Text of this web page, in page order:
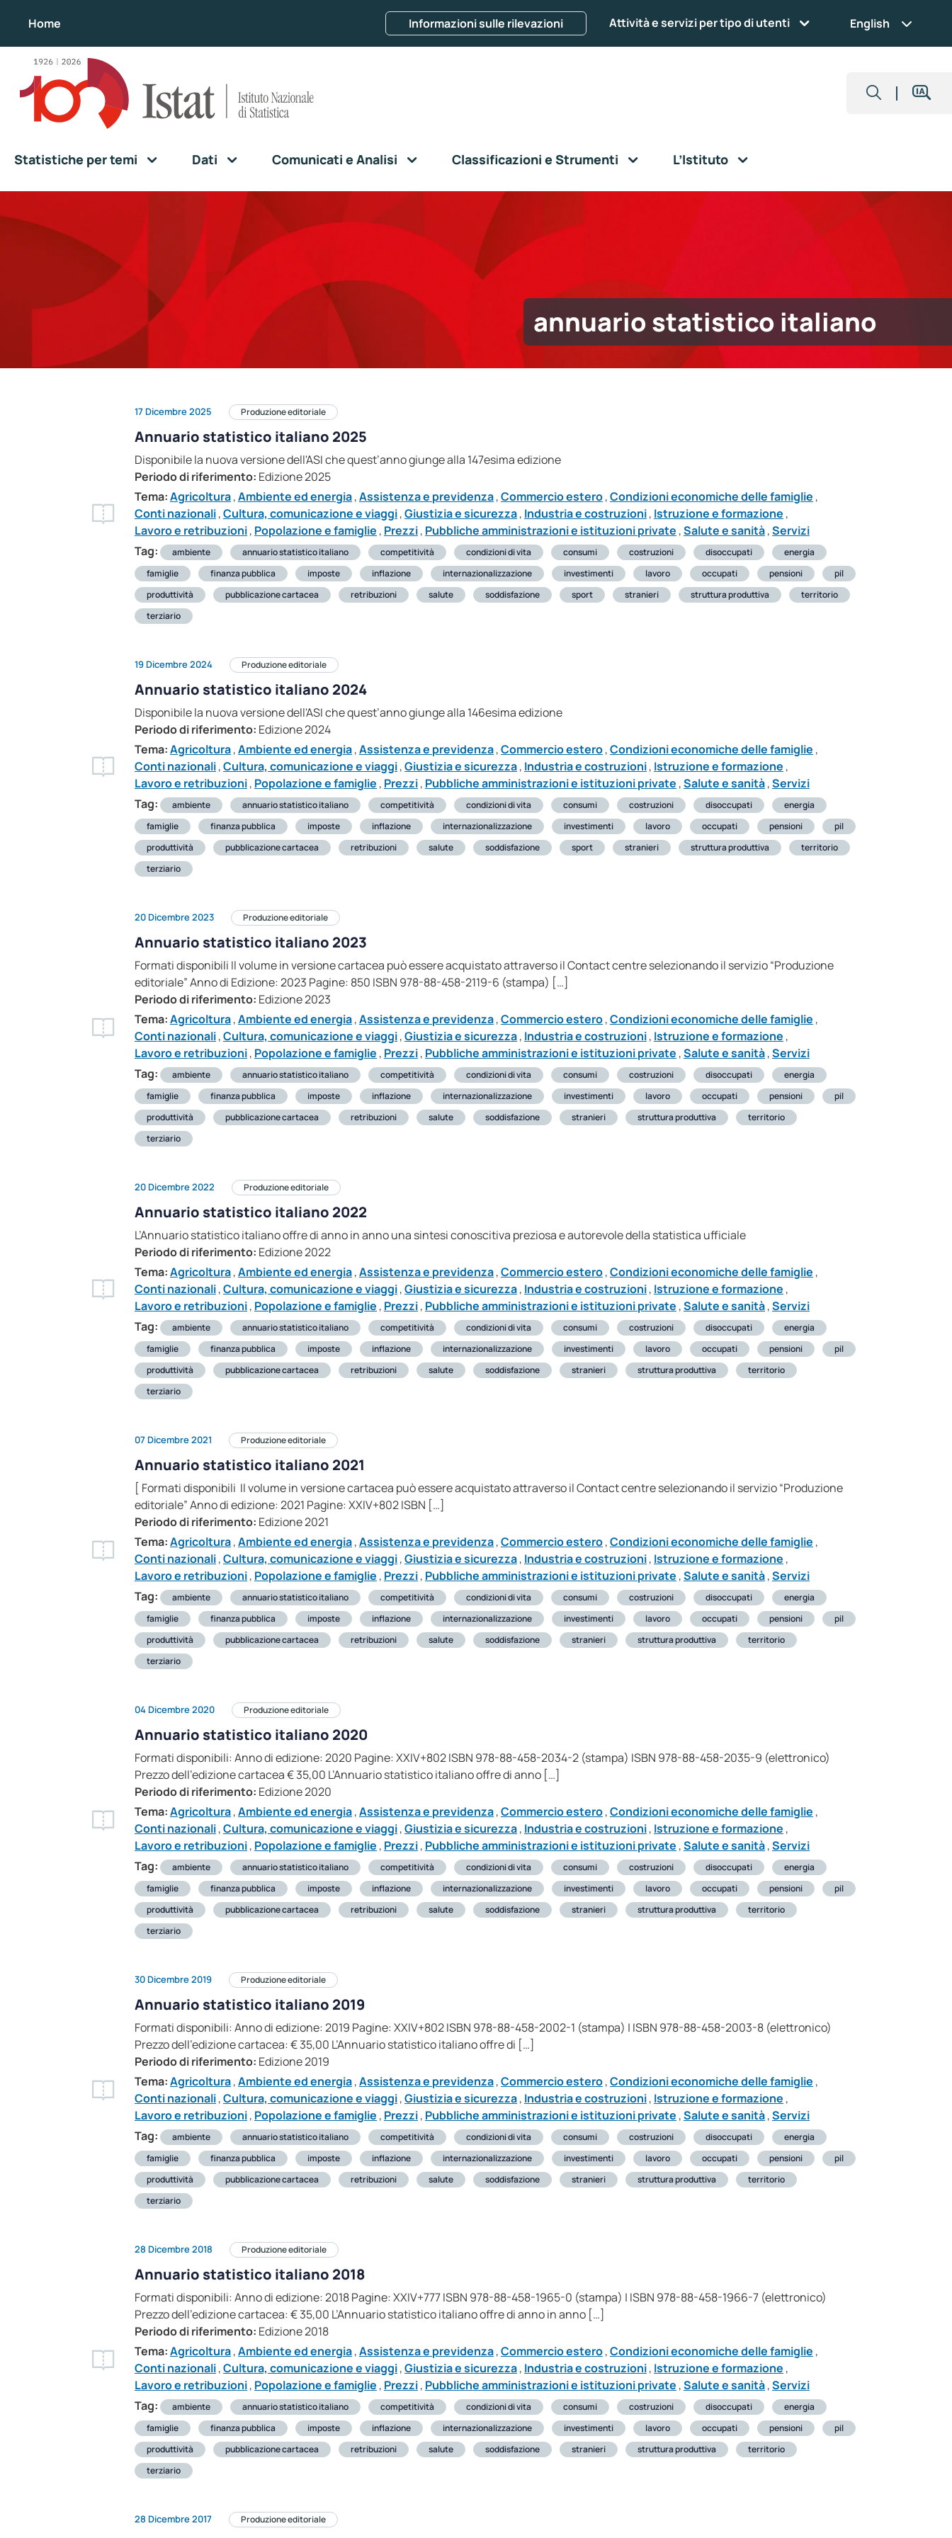
Home Informazioni sulle rilevazioni Attività e servizi per tipo di utenti English
Statistiche per temi Dati Comunicati e Analisi Classificazioni e Strumenti L’Istituto
annuario statistico italiano
17 Dicembre 2025 Produzione editoriale
Annuario statistico italiano 2025
Disponibile la nuova versione dell'ASI che quest’anno giunge alla 147esima edizione
Periodo di riferimento: Edizione 2025
Tema:Agricoltura,Ambiente ed energia,Assistenza e previdenza,Commercio estero,Condizioni economiche delle famiglie ,
Conti nazionali,Cultura, comunicazione e viaggi,Giustizia e sicurezza, Industria e costruzioni, Istruzione e formazione ,
Lavoro e retribuzioni, Popolazione e famiglie , Prezzi, Pubbliche amministrazioni e istituzioni private ,Salute e sanità,Servizi
Tag:
ambiente annuario statistico italiano competitività condizioni di vita consumi costruzioni disoccupati
energia
famiglie
finanza pubblica imposte inflazione internazionalizzazione investimenti lavoro occupati pensioni
pil
produttività
pubblicazione cartacea retribuzioni salute soddisfazione sport stranieri struttura produttiva
territorio
terziario
19 Dicembre 2024 Produzione editoriale
Annuario statistico italiano 2024
Disponibile la nuova versione dell'ASI che quest’anno giunge alla 146esima edizione
Periodo di riferimento: Edizione 2024
Tema:Agricoltura,Ambiente ed energia,Assistenza e previdenza,Commercio estero,Condizioni economiche delle famiglie ,
Conti nazionali,Cultura, comunicazione e viaggi,Giustizia e sicurezza, Industria e costruzioni, Istruzione e formazione ,
Lavoro e retribuzioni, Popolazione e famiglie , Prezzi, Pubbliche amministrazioni e istituzioni private ,Salute e sanità,Servizi
Tag:
ambiente annuario statistico italiano competitività condizioni di vita consumi costruzioni disoccupati
energia
famiglie
finanza pubblica imposte inflazione internazionalizzazione investimenti lavoro occupati pensioni
pil
produttività
pubblicazione cartacea retribuzioni salute soddisfazione sport stranieri struttura produttiva
territorio
terziario
20 Dicembre 2023 Produzione editoriale
Annuario statistico italiano 2023
Formati disponibili Il volume in versione cartacea può essere acquistato attraverso il Contact centre selezionando il servizio “Produzione
editoriale” Anno di Edizione: 2023 Pagine: 850 ISBN 978-88-458-2119-6 (stampa) […]
Periodo di riferimento: Edizione 2023
Tema:Agricoltura,Ambiente ed energia,Assistenza e previdenza,Commercio estero,Condizioni economiche delle famiglie ,
Conti nazionali,Cultura, comunicazione e viaggi,Giustizia e sicurezza, Industria e costruzioni, Istruzione e formazione ,
Lavoro e retribuzioni, Popolazione e famiglie , Prezzi, Pubbliche amministrazioni e istituzioni private ,Salute e sanità,Servizi
Tag:
ambiente annuario statistico italiano competitività condizioni di vita consumi costruzioni disoccupati
energia
famiglie
finanza pubblica imposte inflazione internazionalizzazione investimenti lavoro occupati pensioni
pil
produttività
pubblicazione cartacea retribuzioni salute soddisfazione stranieri struttura produttiva
territorio
terziario
20 Dicembre 2022 Produzione editoriale
Annuario statistico italiano 2022
L’Annuario statistico italiano offre di anno in anno una sintesi conoscitiva preziosa e autorevole della statistica ufficiale
Periodo di riferimento: Edizione 2022
Tema:Agricoltura,Ambiente ed energia,Assistenza e previdenza,Commercio estero,Condizioni economiche delle famiglie ,
Conti nazionali,Cultura, comunicazione e viaggi,Giustizia e sicurezza, Industria e costruzioni, Istruzione e formazione ,
Lavoro e retribuzioni, Popolazione e famiglie , Prezzi, Pubbliche amministrazioni e istituzioni private ,Salute e sanità,Servizi
Tag:
ambiente annuario statistico italiano competitività condizioni di vita consumi costruzioni disoccupati
energia
famiglie
finanza pubblica imposte inflazione internazionalizzazione investimenti lavoro occupati pensioni
pil
produttività
pubblicazione cartacea retribuzioni salute soddisfazione stranieri struttura produttiva
territorio
terziario
07 Dicembre 2021 Produzione editoriale
Annuario statistico italiano 2021
[ Formati disponibili Il volume in versione cartacea può essere acquistato attraverso il Contact centre selezionando il servizio “Produzione
editoriale” Anno di edizione: 2021 Pagine: XXIV+802 ISBN […]
Periodo di riferimento: Edizione 2021
Tema:Agricoltura,Ambiente ed energia,Assistenza e previdenza,Commercio estero,Condizioni economiche delle famiglie ,
Conti nazionali,Cultura, comunicazione e viaggi,Giustizia e sicurezza, Industria e costruzioni, Istruzione e formazione ,
Lavoro e retribuzioni, Popolazione e famiglie , Prezzi, Pubbliche amministrazioni e istituzioni private ,Salute e sanità,Servizi
Tag:
ambiente annuario statistico italiano competitività condizioni di vita consumi costruzioni disoccupati
energia
famiglie
finanza pubblica imposte inflazione internazionalizzazione investimenti lavoro occupati pensioni
pil
produttività
pubblicazione cartacea retribuzioni salute soddisfazione stranieri struttura produttiva
territorio
terziario
04 Dicembre 2020 Produzione editoriale
Annuario statistico italiano 2020
Formati disponibili: Anno di edizione: 2020 Pagine: XXIV+802 ISBN 978-88-458-2034-2 (stampa) ISBN 978-88-458-2035-9 (elettronico)
Prezzo dell’edizione cartacea € 35,00 L’Annuario statistico italiano offre di anno […]
Periodo di riferimento: Edizione 2020
Tema:Agricoltura,Ambiente ed energia,Assistenza e previdenza,Commercio estero,Condizioni economiche delle famiglie ,
Conti nazionali,Cultura, comunicazione e viaggi,Giustizia e sicurezza, Industria e costruzioni, Istruzione e formazione ,
Lavoro e retribuzioni, Popolazione e famiglie , Prezzi, Pubbliche amministrazioni e istituzioni private ,Salute e sanità,Servizi
Tag:
ambiente annuario statistico italiano competitività condizioni di vita consumi costruzioni disoccupati
energia
famiglie
finanza pubblica imposte inflazione internazionalizzazione investimenti lavoro occupati pensioni
pil
produttività
pubblicazione cartacea retribuzioni salute soddisfazione stranieri struttura produttiva
territorio
terziario
30 Dicembre 2019 Produzione editoriale
Annuario statistico italiano 2019
Formati disponibili: Anno di edizione: 2019 Pagine: XXIV+802 ISBN 978-88-458-2002-1 (stampa) | ISBN 978-88-458-2003-8 (elettronico)
Prezzo dell’edizione cartacea: € 35,00 L’Annuario statistico italiano offre di […]
Periodo di riferimento: Edizione 2019
Tema:Agricoltura,Ambiente ed energia,Assistenza e previdenza,Commercio estero,Condizioni economiche delle famiglie ,
Conti nazionali,Cultura, comunicazione e viaggi,Giustizia e sicurezza, Industria e costruzioni, Istruzione e formazione ,
Lavoro e retribuzioni, Popolazione e famiglie , Prezzi, Pubbliche amministrazioni e istituzioni private ,Salute e sanità,Servizi
Tag:
ambiente annuario statistico italiano competitività condizioni di vita consumi costruzioni disoccupati
energia
famiglie
finanza pubblica imposte inflazione internazionalizzazione investimenti lavoro occupati pensioni
pil
produttività
pubblicazione cartacea retribuzioni salute soddisfazione stranieri struttura produttiva
territorio
terziario
28 Dicembre 2018 Produzione editoriale
Annuario statistico italiano 2018
Formati disponibili: Anno di edizione: 2018 Pagine: XXIV+777 ISBN 978-88-458-1965-0 (stampa) | ISBN 978-88-458-1966-7 (elettronico)
Prezzo dell’edizione cartacea: € 35,00 L’Annuario statistico italiano offre di anno in anno […]
Periodo di riferimento: Edizione 2018
Tema:Agricoltura,Ambiente ed energia,Assistenza e previdenza,Commercio estero,Condizioni economiche delle famiglie ,
Conti nazionali,Cultura, comunicazione e viaggi,Giustizia e sicurezza, Industria e costruzioni, Istruzione e formazione ,
Lavoro e retribuzioni, Popolazione e famiglie , Prezzi, Pubbliche amministrazioni e istituzioni private ,Salute e sanità,Servizi
Tag:
ambiente annuario statistico italiano competitività condizioni di vita consumi costruzioni disoccupati
energia
famiglie
finanza pubblica imposte inflazione internazionalizzazione investimenti lavoro occupati pensioni
pil
produttività
pubblicazione cartacea retribuzioni salute soddisfazione stranieri struttura produttiva
territorio
terziario
28 Dicembre 2017 Produzione editoriale